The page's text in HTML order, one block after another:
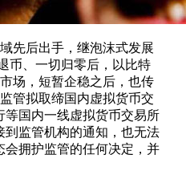
后出手，继泡沫式发展
币、一切归零后，以比特
场，短暂企稳之后，也传
管拟取缔国内虚拟货币交
等国内一线虚拟货币交易所
到监管机构的通知，也无法
会拥护监管的任何决定，并